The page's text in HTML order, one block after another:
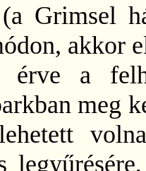
Grimsel
akkor
érve a
meg